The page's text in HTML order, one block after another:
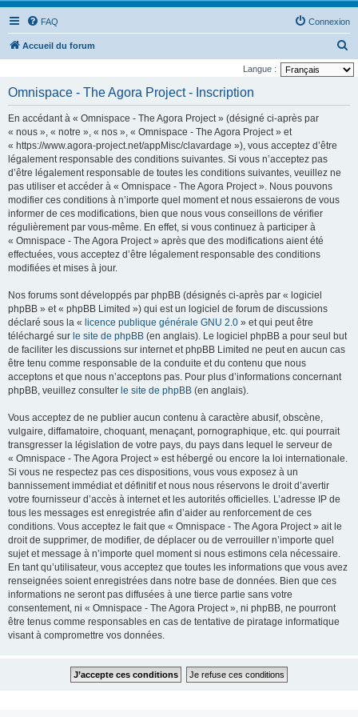
FAQ Connexion
Accueil du forum
e
Langue :
Omnispace - The Agora Project - Inscription
En accédant à « Omnispace - The Agora Project » (désigné ci-après par
« nous », « notre », « nos », « Omnispace - The Agora Project » et
« https://www.agora-project.net/appMisc/clavardage »), vous acceptez d’être
légalement responsable des conditions suivantes. Si vous n’acceptez pas
d’être légalement responsable de toutes les conditions suivantes, veuillez ne
pas utiliser et accéder à « Omnispace - The Agora Project ». Nous pouvons
modifier ces conditions à n’importe quel moment et nous essaierons de vous
informer de ces modifications, bien que nous vous conseillons de vérifier
régulièrement par vous-même. En effet, si vous continuez à participer à
« Omnispace - The Agora Project » après que des modifications aient été
effectuées, vous acceptez d’être légalement responsable des conditions
modifiées et mises à jour.
Nos forums sont développés par phpBB (désignés ci-après par « logiciel
phpBB » et « phpBB Limited ») qui est un logiciel de forum de discussions
déclaré sous la « licence publique générale GNU 2.0 » et qui peut être
téléchargé sur le site de phpBB (en anglais). Le logiciel phpBB a pour seul but
de faciliter les discussions sur internet et phpBB Limited ne peut en aucun cas
être tenu comme responsable de la conduite et du contenu que nous
acceptons et que nous n’acceptons pas. Pour plus d’informations concernant
phpBB, veuillez consulter le site de phpBB (en anglais).
Vous acceptez de ne publier aucun contenu à caractère abusif, obscène,
vulgaire, diffamatoire, choquant, menaçant, pornographique, etc. qui pourrait
transgresser la législation de votre pays, du pays dans lequel le serveur de
« Omnispace - The Agora Project » est hébergé ou encore la loi internationale.
Si vous ne respectez pas ces dispositions, vous vous exposez à un
bannissement immédiat et définitif et nous nous réservons le droit d’avertir
votre fournisseur d’accès à internet et les autorités officielles. L’adresse IP de
tous les messages est enregistrée afin d’aider au renforcement de ces
conditions. Vous acceptez le fait que « Omnispace - The Agora Project » ait le
droit de supprimer, de modifier, de déplacer ou de verrouiller n’importe quel
sujet et message à n’importe quel moment si nous estimons cela nécessaire.
En tant qu’utilisateur, vous acceptez que toutes les informations que vous avez
renseignées soient enregistrées dans notre base de données. Bien que ces
informations ne seront pas diffusées à une tierce partie sans votre
consentement, ni « Omnispace - The Agora Project », ni phpBB, ne pourront
être tenus comme responsables en cas de tentative de piratage informatique
visant à compromettre vos données.